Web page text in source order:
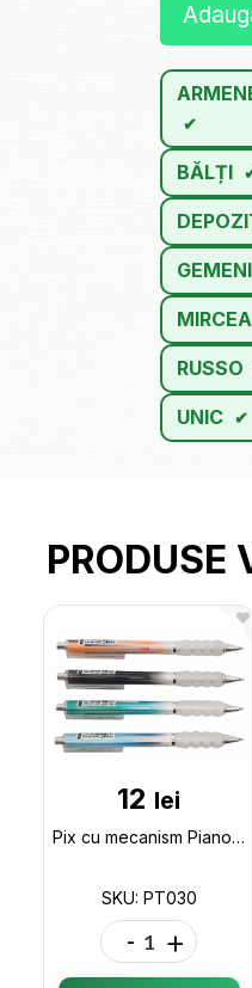
BĂLȚI
GEMENI
MIRCEA
RUSSO
UNIC
PRODUSE
12 lei
Pix cu mecanism Piano,albastru PT030
SKU: PT030
- +